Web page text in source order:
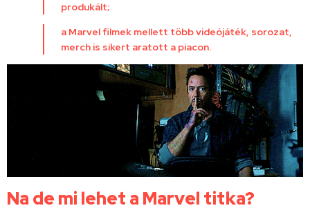
produkált;
a Marvel filmek mellett több videójáték, sorozat,
merch is sikert aratott a piacon.
Na de mi lehet a Marvel titka?